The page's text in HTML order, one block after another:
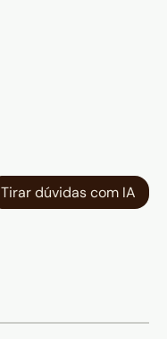
Tirar dúvidas com IA